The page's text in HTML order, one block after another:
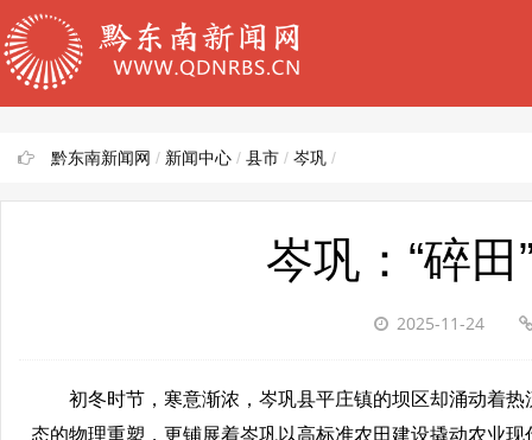
黔东南新闻网 / 新闻中心 / 县市 / 岑巩 /
岑巩：“碎田
2025-11-24
初冬时节，寒意渐浓，岑巩县平庄镇的坝区却涌动着热
态的物理重塑，更铺展着岑巩以高标准农田建设撬动农业